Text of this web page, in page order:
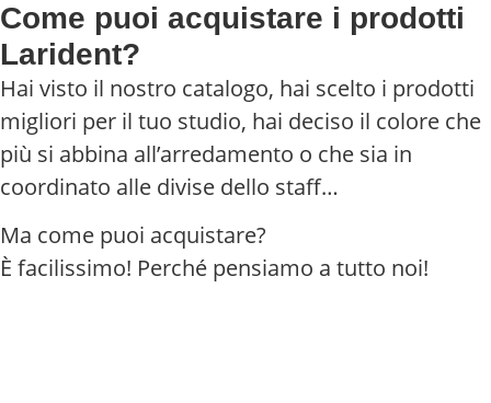
Come puoi acquistare i prodotti
Larident?
Hai visto il nostro catalogo, hai scelto i prodotti
migliori per il tuo studio, hai deciso il colore che
più si abbina all’arredamento o che sia in
coordinato alle divise dello staff…
Ma come puoi acquistare?
È facilissimo! Perché pensiamo a tutto noi!